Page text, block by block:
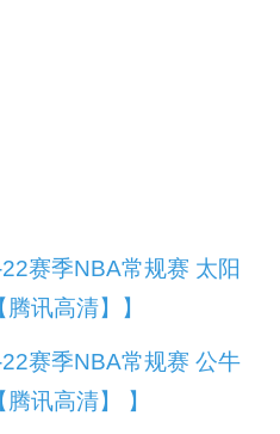
赛季NBA常规赛 太阳
讯高清】】
赛季NBA常规赛 公牛
讯高清】 】